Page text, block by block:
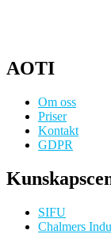
AOTI
Om oss
Priser
Kontakt
GDPR
SIFU
Chalmers